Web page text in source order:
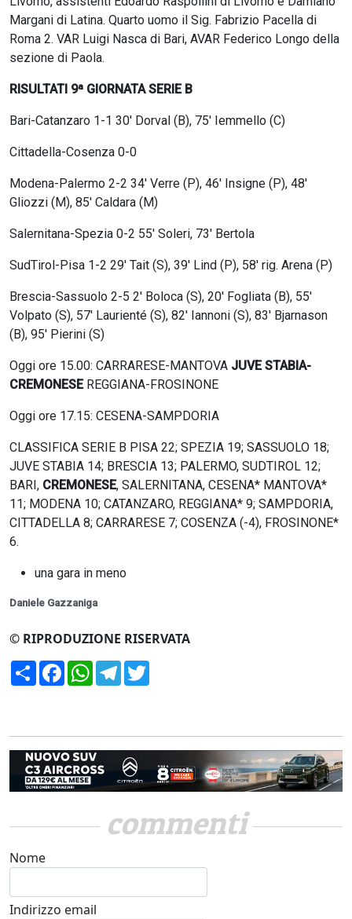
Margani di Latina. Quarto uomo il Sig. Fabrizio Pacella di
Roma 2. VAR Luigi Nasca di Bari, AVAR Federico Longo della
sezione di Paola.
RISULTATI 9ª GIORNATA SERIE B
Bari-Catanzaro 1-1 30′ Dorval (B), 75′ Iemmello (C)
Cittadella-Cosenza 0-0
Modena-Palermo 2-2 34′ Verre (P), 46′ Insigne (P), 48′
Gliozzi (M), 85′ Caldara (M)
Salernitana-Spezia 0-2 55′ Soleri, 73′ Bertola
SudTirol-Pisa 1-2 29′ Tait (S), 39′ Lind (P), 58′ rig. Arena (P)
Brescia-Sassuolo 2-5 2′ Boloca (S), 20′ Fogliata (B), 55′
Volpato (S), 57′ Laurienté (S), 82′ Iannoni (S), 83′ Bjarnason
(B), 95′ Pierini (S)
Oggi ore 15.00: CARRARESE-MANTOVA JUVE STABIA-
CREMONESE REGGIANA-FROSINONE
Oggi ore 17.15: CESENA-SAMPDORIA
CLASSIFICA SERIE B PISA 22; SPEZIA 19; SASSUOLO 18;
JUVE STABIA 14; BRESCIA 13; PALERMO, SUDTIROL 12;
BARI, CREMONESE, SALERNITANA, CESENA* MANTOVA*
11; MODENA 10; CATANZARO, REGGIANA* 9; SAMPDORIA,
CITTADELLA 8; CARRARESE 7; COSENZA (-4), FROSINONE*
6.
una gara in meno
Daniele Gazzaniga
© RIPRODUZIONE RISERVATA
CondividiFacebookWhatsApp
Telegram
commenti
Nome
Indirizzo email